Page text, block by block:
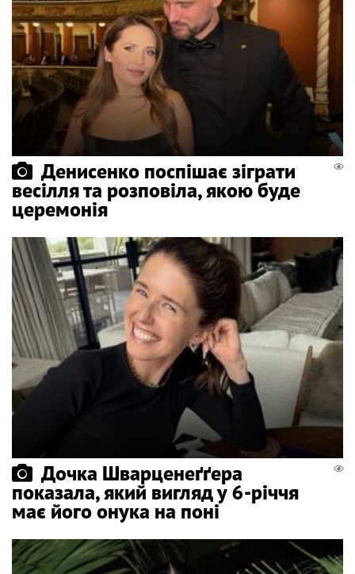
Денисенко поспішає зіграти
весілля та розповіла, якою буде
церемонія
Дочка Шварценеґґера
показала, який вигляд у 6-річчя
має його онука на поні